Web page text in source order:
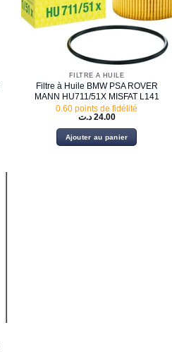
FILTRE À HUILE
Filtre à Huile BMW PSA ROVER
MANN HU711/51X MISFAT L141
0.60 points de fidélité
24.00 د.ت
Ajouter au panier